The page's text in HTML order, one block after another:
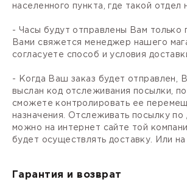
населенного пункта, где такой отдел
- Часы будут отправлены Вам только
Вами свяжется менеджер нашего
согласуете способ и условия
- Когда Ваш заказ будет отправлен,
выслан код отслеживания посылки,
сможете контролировать ее
назначения. Отслеживать посылку по
можно на интернет сайте той
будет осуществлять доставку. Или на
Гарантия и возврат